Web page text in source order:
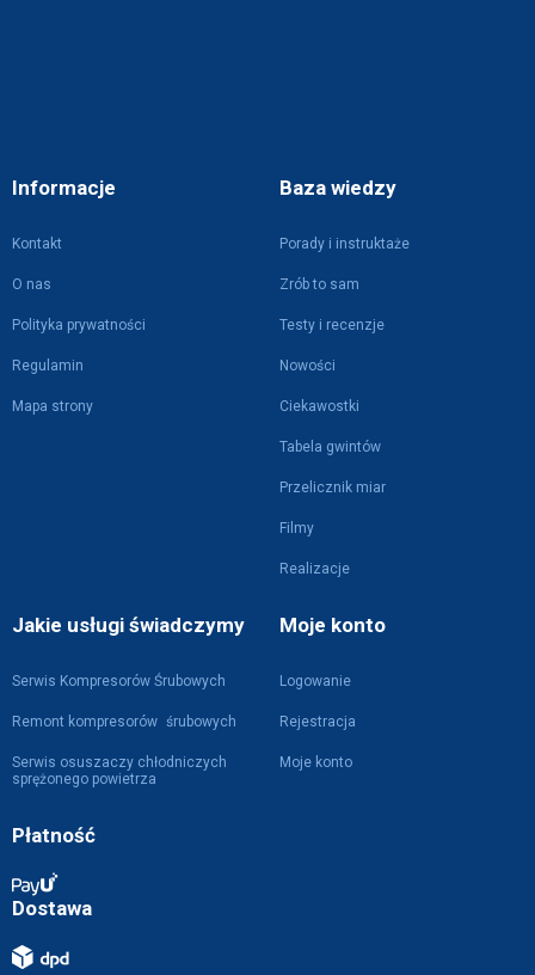
Informacje
Kontakt
O nas
Polityka prywatności
Regulamin
Mapa strony
Baza wiedzy
Porady i instruktaże
Zrób to sam
Testy i recenzje
Nowości
Ciekawostki
Tabela gwintów
Przelicznik miar
Filmy
Realizacje
Jakie usługi świadczymy
Serwis Kompresorów Śrubowych
Remont kompresorów śrubowych
Serwis osuszaczy chłodniczych
sprężonego powietrza
Moje konto
Logowanie
Rejestracja
Moje konto
Płatność
Dostawa